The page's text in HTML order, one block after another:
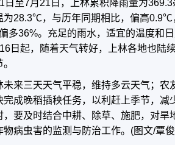
日至7月21日，上林累积降雨量为
为28.3℃，与历年同期相比，偏高0.9℃
多36%。充足的雨水，适宜的温度和
日起，随着天气转好，上林各地也陆
来三天天气平稳，维持多云天气；农
成晚稻插秧任务，以利赶上季节，减
要及时结合中耕、除草、施肥，对旱
病虫害的监测与防治工作。(图文/覃